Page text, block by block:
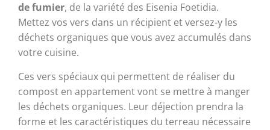
de fumier, de la variété des Eisenia Foetidia.
Mettez vos vers dans un récipient et versez-y les
déchets organiques que vous avez accumulés dans
votre cuisine.
Ces vers spéciaux qui permettent de réaliser du
compost en appartement vont se mettre à manger
les déchets organiques. Leur déjection prendra la
forme et les caractéristiques du terreau nécessaire